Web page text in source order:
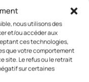
nous utilisons des
et/ou accéder aux
ces technologies,
que votre comportement
site. Le refus ou le retrait
sur certaines
¥18,000
¥15,000
¥30,000